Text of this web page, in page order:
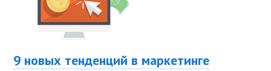
9 новых тенденций в маркетинге